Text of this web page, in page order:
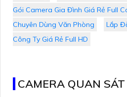
Gói Camera Gia Đình Giá Rẻ Full
Chuyên Dùng Văn Phòng
Lắp
Công Ty Giá Rẻ Full HD
CAMERA QUAN